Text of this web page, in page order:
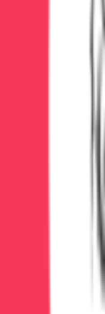
переубедить
Успокаивать
называть по
Физическое
аккуратно
Чего НЕ делать:
❌ Давать
❌ Давать
может
❌ Оставлять
❌ Пытаться
❌ Кричать,
Лечение
стационаре!)
Интенсивная